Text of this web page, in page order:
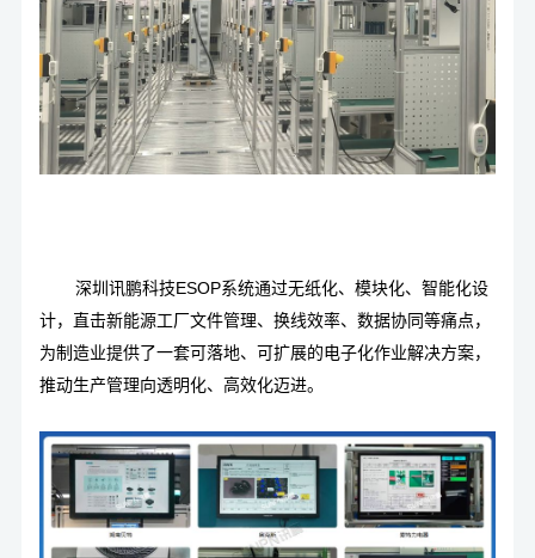
深圳讯鹏科技ESOP系统通过无纸化、模块化、智能化设
计，直击新能源工厂文件管理、换线效率、数据协同等痛点，
为制造业提供了一套可落地、可扩展的电子化作业解决方案，
推动生产管理向透明化、高效化迈进。